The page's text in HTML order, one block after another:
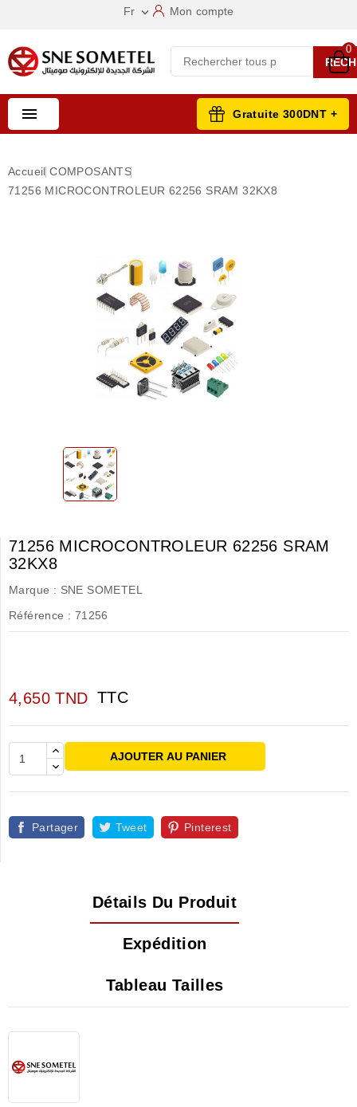
Fr  Mon compte
0
 Gratuite 300DNT +
Accueil COMPOSANTS
71256 MICROCONTROLEUR 62256 SRAM 32KX8
71256 MICROCONTROLEUR 62256 SRAM
32KX8
Marque : SNE SOMETEL
Référence : 71256
4,650 TND TTC
AJOUTER AU PANIER
Partager Tweet Pinterest
Détails Du Produit
Expédition
Tableau Tailles